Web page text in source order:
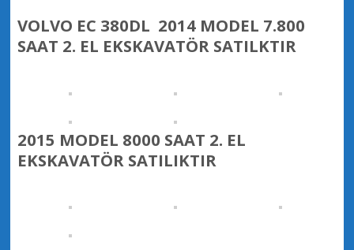
VOLVO EC 380DL 2014 MODEL 7.800
SAAT 2. EL EKSKAVATÖR SATILKTIR
2015 MODEL 8000 SAAT 2. EL
EKSKAVATÖR SATILIKTIR